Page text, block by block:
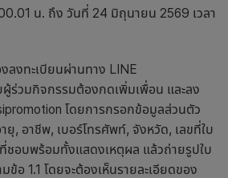
น. ถึง วันที่ 24 มิถุนายน 2569 เวลา
ลงทะเบียนผ่านทาง LINE
ร่วมกิจกรรมต้องกดเพิ่มเพื่อน และลง
โดยการกรอกข้อมูลส่วนตัว
ยุ, อาชีพ, เบอร์โทรศัพท์, จังหวัด, เลขที่ใบ
ที่ชอบพร้อมทั้งแสดงเหตุผล แล้วถ่ายรูปใบ
ข้อ 1.1 โดยจะต้องเห็นรายละเอียดของ